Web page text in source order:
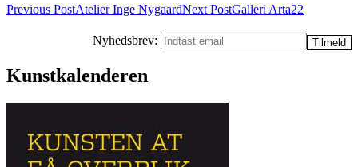
Post
Previous PostAtelier Inge NygaardNext PostGalleri Arta22
Nyhedsbrev:
Kunstkalenderen